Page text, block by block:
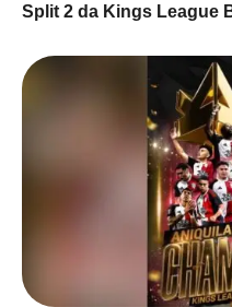
Split 2 da Kings League